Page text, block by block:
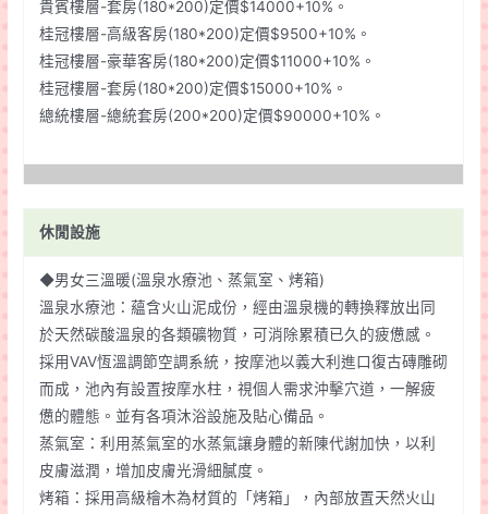
貴賓樓層-套房(180*200)定價$14000+10%。
桂冠樓層-高級客房(180*200)定價$9500+10%。
桂冠樓層-豪華客房(180*200)定價$11000+10%。
桂冠樓層-套房(180*200)定價$15000+10%。
總統樓層-總統套房(200*200)定價$90000+10%。
休閒設施
◆男女三溫暖(溫泉水療池、蒸氣室、烤箱)
溫泉水療池：蘊含火山泥成份，經由溫泉機的轉換釋放出同
於天然碳酸溫泉的各類礦物質，可消除累積已久的疲憊感。
採用VAV恆溫調節空調系統，按摩池以義大利進口復古磚雕砌
而成，池內有設置按摩水柱，視個人需求沖擊穴道，一解疲
憊的體態。並有各項沐浴設施及貼心備品。
蒸氣室：利用蒸氣室的水蒸氣讓身體的新陳代謝加快，以利
皮膚滋潤，增加皮膚光滑細膩度。
烤箱：採用高級檜木為材質的「烤箱」，內部放置天然火山